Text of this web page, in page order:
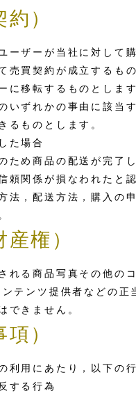
）
ーザーが当社に対して
売買契約が成立するも
に移転するものとします
いずれかの事由に該当
るものとします。
た場合
ため商品の配送が完了
頼関係が損なわれたと
法，配送方法，購入の
権）
れる商品写真その他の
テンツ提供者などの
できません。
）
利用にあたり，以下の
する行為